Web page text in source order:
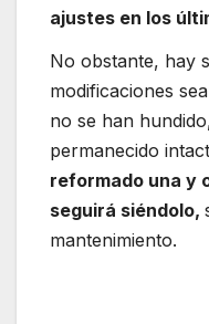
ajustes en los
No obstante, hay
modificaciones
no se han
permanecido
reformado una y
seguirá siéndolo,
mantenimiento.